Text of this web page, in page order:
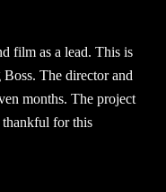
film as a lead. This is
The director and
months. The project
thankful for this